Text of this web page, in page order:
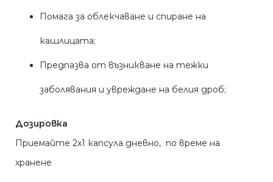
Помага за облекчаване и спиране на
кашлицата;
Предпазва от възникване на тежки
заболявания и увреждане на белия дроб;
Дозировка
Приемайте 2х1 капсула дневно, по време на
хранене